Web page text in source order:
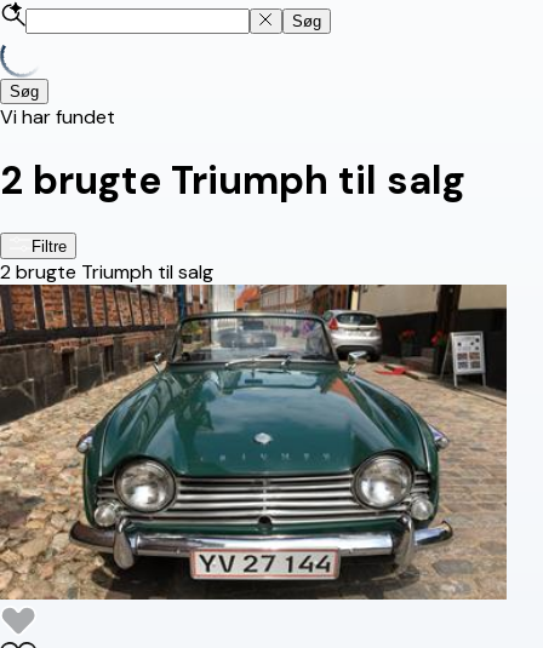
Søg
Søg
Vi har fundet
2 brugte Triumph til salg
Filtre
2brugte Triumph til salg